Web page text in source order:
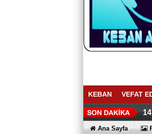
KEBAN VEFAT
Ana Sayfa